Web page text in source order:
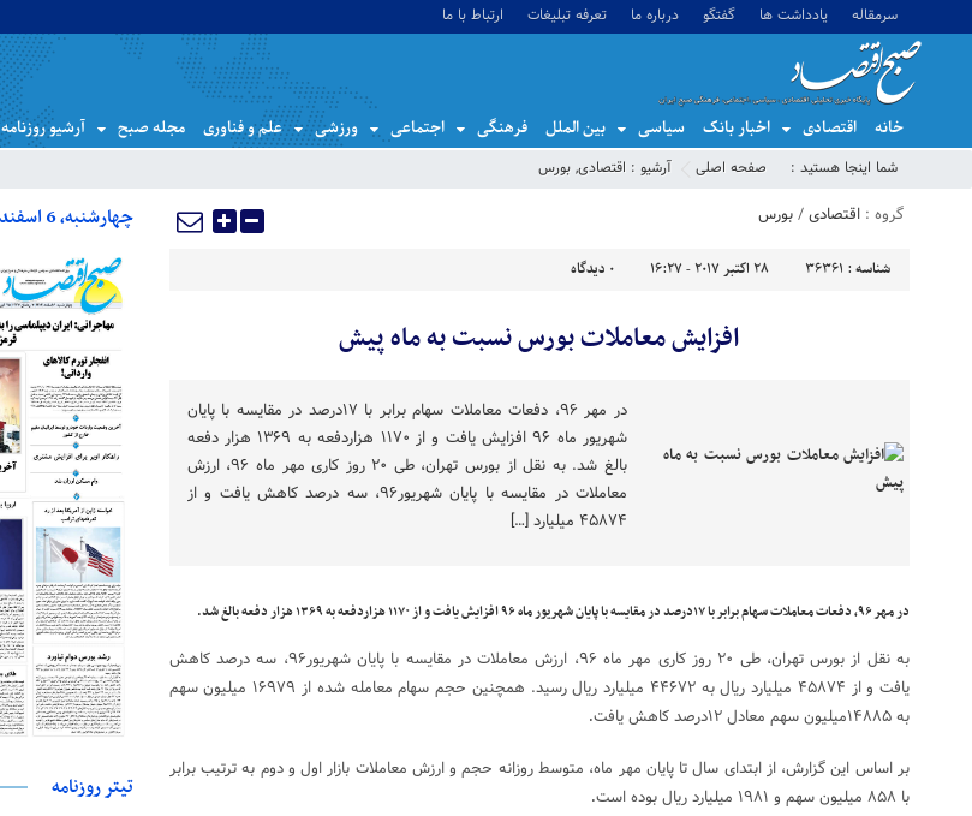
سرمقاله یادداشت ها گفتگو درباره ما تعرفه تبلیغات ارتباط با ما
خانه اقتصادی اخبار بانک سیاسی بین الملل فرهنگی اجتماعی ورزشی علم و فناوری مجله صبح آرشیو روزنامه
شما اینجا هستید : صفحه اصلی آرشیو : اقتصادی, بورس
گروه : اقتصادی/بورس
شناسه : 36361 28 اکتبر 2017 - 16:27 0 دیدگاه
افزایش معاملات بورس نسبت به ماه پیش
در مهر ۹۶، دفعات معاملات سهام برابر با ۱۷درصد در مقایسه با پایان
شهریور ماه ۹۶ افزایش یافت و از ۱۱۷۰ هزاردفعه به ۱۳۶۹ هزار دفعه
بالغ شد. به نقل از بورس تهران، طی ۲۰ روز کاری مهر ماه ۹۶، ارزش
معاملات در مقایسه با پایان شهریور۹۶، سه درصد کاهش یافت و از
۴۵۸۷۴ میلیارد […]
در مهر ۹۶، دفعات معاملات سهام برابر با ۱۷درصد در مقایسه با پایان شهریور ماه ۹۶ افزایش یافت و از ۱۱۷۰ هزاردفعه به ۱۳۶۹ هزار دفعه بالغ شد.
به نقل از بورس تهران، طی ۲۰ روز کاری مهر ماه ۹۶، ارزش معاملات در مقایسه با پایان شهریور۹۶، سه درصد کاهش
یافت و از ۴۵۸۷۴ میلیارد ریال به ۴۴۶۷۲ میلیارد ریال رسید. همچنین حجم سهام معامله شده از ۱۶۹۷۹ میلیون سهم
به ۱۴۸۸۵میلیون سهم معادل ۱۲درصد کاهش یافت
.
بر اساس این گزارش، از ابتدای سال تا پایان مهر ماه، متوسط روزانه حجم و ارزش معاملات بازار اول و دوم به ترتیب برابر
با ۸۵۸ میلیون سهم و ۱۹۸۱ میلیارد ریال بوده است
.
چهارشنبه، 6 اسفند 1404
تیتر روزنامه